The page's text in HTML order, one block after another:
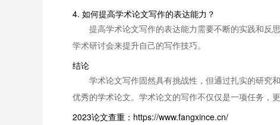
4. 如何提高学术论文写作的表达能力？
提高学术论文写作的表达能力需要不断的实践和反
学术研讨会来提升自己的写作技巧。
结论
学术论文写作固然具有挑战性，但通过扎实的研究
优秀的学术论文。学术论文的写作不仅仅是一项任务，
2023论文查重：https://www.fangxince.cn/